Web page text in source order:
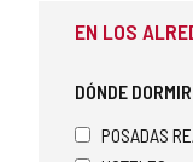
EN LOS
DÓNDE DORMIR
POSADAS